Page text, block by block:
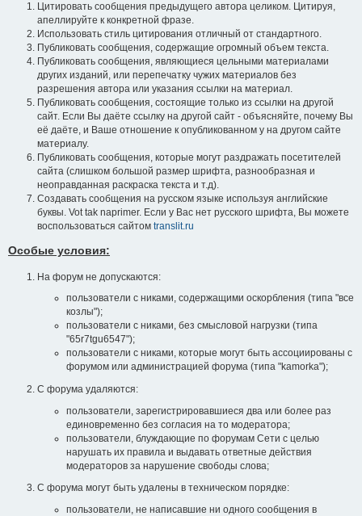
Цитировать сообщения предыдущего автора целиком. Цитируя,
апеллируйте к конкретной фразе.
Использовать стиль цитирования отличный от стандартного.
Публиковать сообщения, содержащие огромный объем текста.
Публиковать сообщения, являющиеся цельными материалами
других изданий, или перепечатку чужих материалов без
разрешения автора или указания ссылки на материал.
Публиковать сообщения, состоящие только из ссылки на другой
сайт. Если Вы даёте ссылку на другой сайт - объясняйте, почему Вы
её даёте, и Ваше отношение к опубликованном у на другом сайте
материалу.
Публиковать сообщения, которые могут раздражать посетителей
сайта (слишком большой размер шрифта, разнообразная и
неоправданная раскраска текста и т.д).
Создавать сообщения на русском языке используя английские
буквы. Vot tak naprimer. Если у Вас нет русского шрифта, Вы можете
воспользоваться сайтом translit.ru
Особые условия:
На форум не допускаются:
пользователи с никами, содержащими оскорбления (типа "все
козлы");
пользователи с никами, без смысловой нагрузки (типа
"65r7tgu6547");
пользователи с никами, которые могут быть ассоциированы с
форумом или администрацией форума (типа "kamorka");
С форума удаляются:
пользователи, зарегистрировавшиеся два или более раз
единовременно без согласия на то модератора;
пользователи, блуждающие по форумам Сети с целью
нарушать их правила и выдавать ответные действия
модераторов за нарушение свободы слова;
С форума могут быть удалены в техническом порядке:
пользователи, не написавшие ни одного сообщения в